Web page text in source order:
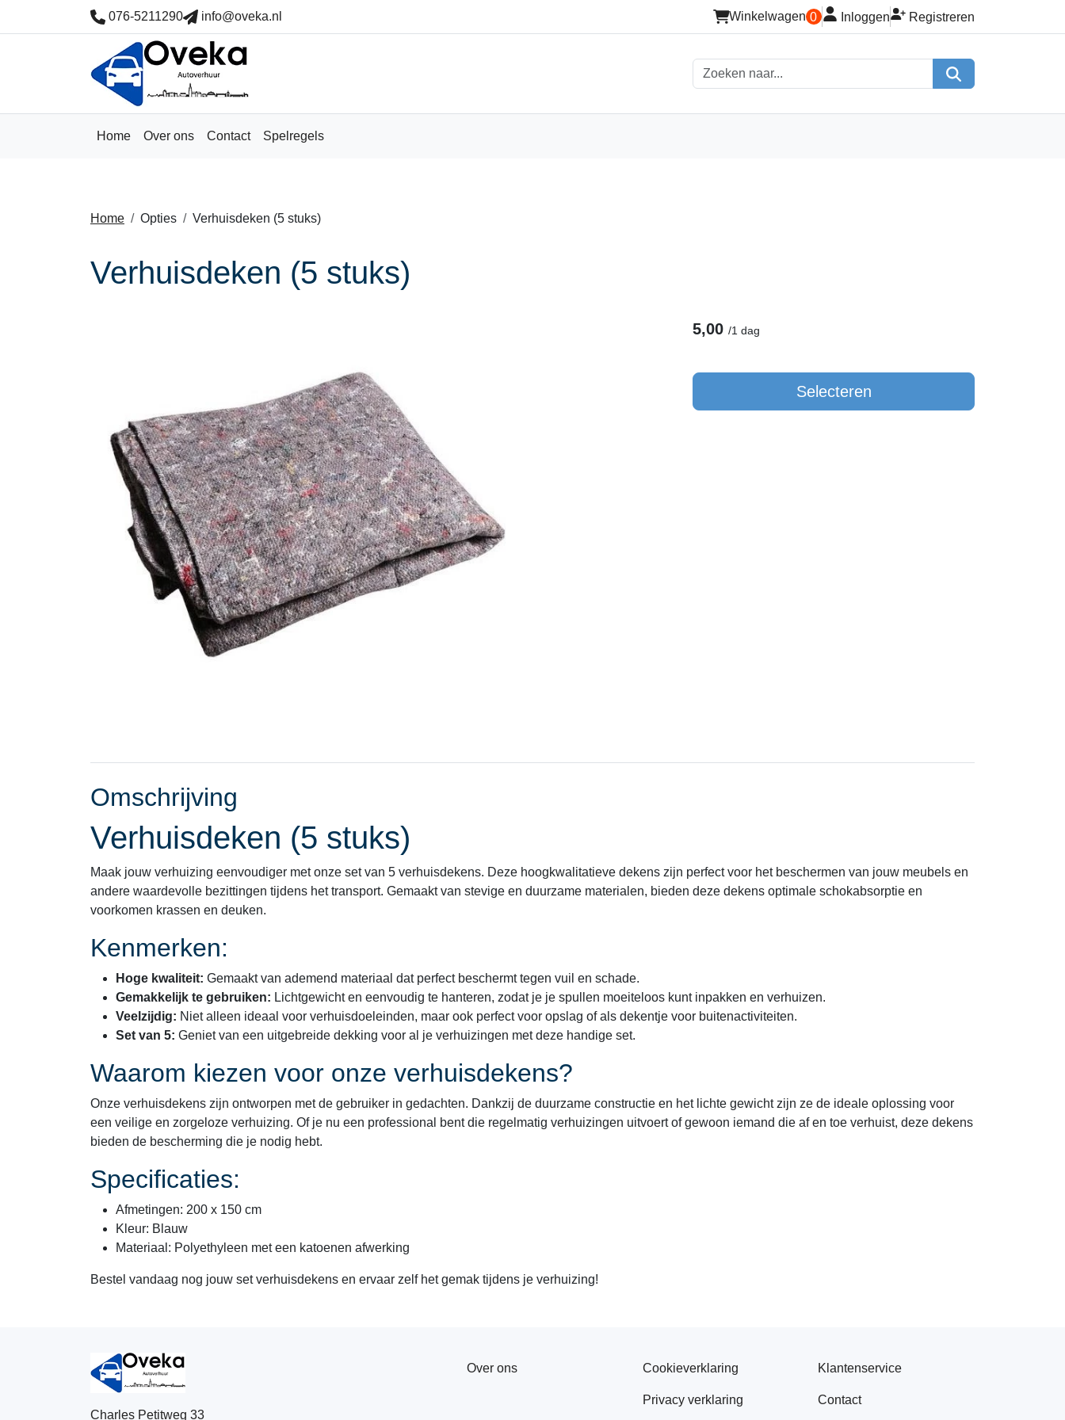
076-5211290 info@oveka.nl
winkelwagen
Winkelwagen 0 inloggen
Inloggen registreren
Registreren
Zoeken
zoeken
Home Over ons Contact Spelregels
Home Opties Verhuisdeken (5 stuks)
Verhuisdeken (5 stuks)
5,00 /1 dag
Selecteren
Omschrijving
Verhuisdeken (5 stuks)
Maak jouw verhuizing eenvoudiger met onze set van 5 verhuisdekens. Deze hoogkwalitatieve dekens zijn perfect voor het beschermen van jouw meubels en
andere waardevolle bezittingen tijdens het transport. Gemaakt van stevige en duurzame materialen, bieden deze dekens optimale schokabsorptie en
voorkomen krassen en deuken.
Kenmerken:
Hoge kwaliteit: Gemaakt van ademend materiaal dat perfect beschermt tegen vuil en schade.
Gemakkelijk te gebruiken: Lichtgewicht en eenvoudig te hanteren, zodat je je spullen moeiteloos kunt inpakken en verhuizen.
Veelzijdig: Niet alleen ideaal voor verhuisdoeleinden, maar ook perfect voor opslag of als dekentje voor buitenactiviteiten.
Set van 5: Geniet van een uitgebreide dekking voor al je verhuizingen met deze handige set.
Waarom kiezen voor onze verhuisdekens?
Onze verhuisdekens zijn ontworpen met de gebruiker in gedachten. Dankzij de duurzame constructie en het lichte gewicht zijn ze de ideale oplossing voor
een veilige en zorgeloze verhuizing. Of je nu een professional bent die regelmatig verhuizingen uitvoert of gewoon iemand die af en toe verhuist, deze dekens
bieden de bescherming die je nodig hebt.
Specificaties:
Afmetingen: 200 x 150 cm
Kleur: Blauw
Materiaal: Polyethyleen met een katoenen afwerking
Bestel vandaag nog jouw set verhuisdekens en ervaar zelf het gemak tijdens je verhuizing!
Charles Petitweg 33
Over ons Cookieverklaring
Privacy verklaring
Klantenservice
Contact